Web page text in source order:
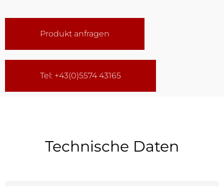
Produkt anfragen
Tel: +43(0)5574 43165
Technische Daten